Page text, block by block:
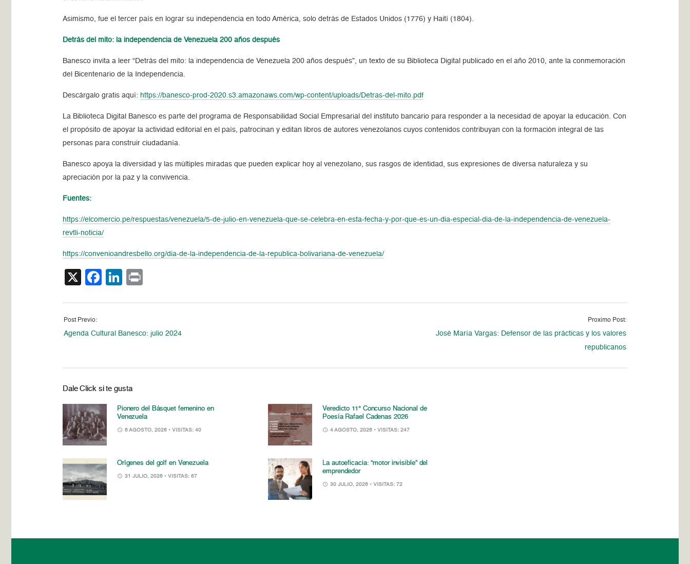
Asimismo, fue el tercer país en lograr su independencia en todo América, solo detrás de Estados Unidos (1776) y Haití (1804).
Detrás del mito: la independencia de Venezuela 200 años después
Banesco invita a leer “Detrás del mito: la independencia de Venezuela 200 años después”, un texto de su Biblioteca Digital publicado en el año 2010, ante la conmemoración
del Bicentenario de la Independencia.
Descárgalo gratis aquí: https://banesco-prod-2020.s3.amazonaws.com/wp-content/uploads/Detras-del-mito.pdf
La Biblioteca Digital Banesco es parte del programa de Responsabilidad Social Empresarial del instituto bancario para responder a la necesidad de apoyar la educación. Con
el propósito de apoyar la actividad editorial en el país, patrocinan y editan libros de autores venezolanos cuyos contenidos contribuyan con la formación integral de las
personas para construir ciudadanía.
Banesco apoya la diversidad y las múltiples miradas que pueden explicar hoy al venezolano, sus rasgos de identidad, sus expresiones de diversa naturaleza y su
apreciación por la paz y la convivencia.
Fuentes:
https://elcomercio.pe/respuestas/venezuela/5-de-julio-en-venezuela-que-se-celebra-en-esta-fecha-y-por-que-es-un-dia-especial-dia-de-la-independencia-de-venezuela-
revtli-noticia/
https://convenioandresbello.org/dia-de-la-independencia-de-la-republica-bolivariana-de-venezuela/
X Facebook
LinkedIn
Post Previo:
Agenda Cultural Banesco: julio 2024
Proximo Post:
José María Vargas: Defensor de las prácticas y los valores
republicanos
Dale Click si te gusta
Pionero del Básquet femenino en
Venezuela
6 AGOSTO, 2026 • VISITAS: 40
Veredicto 11° Concurso Nacional de
Poesía Rafael Cadenas 2026
4 AGOSTO, 2026 • VISITAS: 247
Orígenes del golf en Venezuela
31 JULIO, 2026 • VISITAS: 67
La autoeficacia: “motor invisible” del
emprendedor
30 JULIO, 2026 • VISITAS: 72